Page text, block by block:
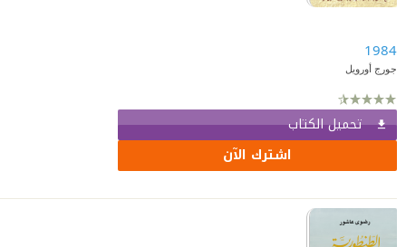
1984
جورج أورويل
تحميل الكتاب
اشترك الآن